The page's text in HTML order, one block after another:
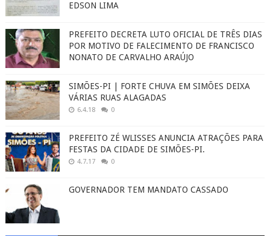
EDSON LIMA
PREFEITO DECRETA LUTO OFICIAL DE TRÊS DIAS
POR MOTIVO DE FALECIMENTO DE FRANCISCO
NONATO DE CARVALHO ARAÚJO
SIMÕES-PI | FORTE CHUVA EM SIMÕES DEIXA
VÁRIAS RUAS ALAGADAS
6.4.18 0
PREFEITO ZÉ WLISSES ANUNCIA ATRAÇÕES PARA
FESTAS DA CIDADE DE SIMÕES-PI.
4.7.17 0
GOVERNADOR TEM MANDATO CASSADO